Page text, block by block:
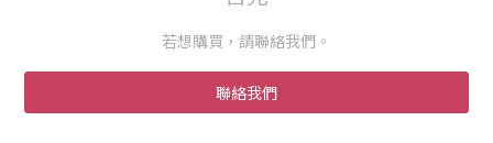
若想購買，請聯絡我們。
聯絡我們